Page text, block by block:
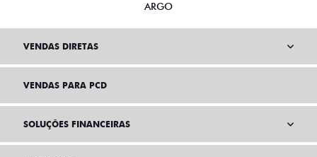
ARGO
VENDAS DIRETAS
VENDAS PARA PCD
SOLUÇÕES FINANCEIRAS